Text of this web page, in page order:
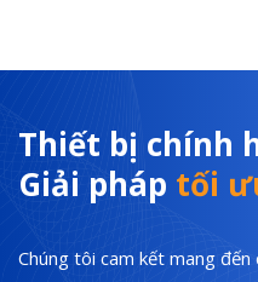
Thiết bị chính
Giải pháp tối
Chúng tôi cam kết mang